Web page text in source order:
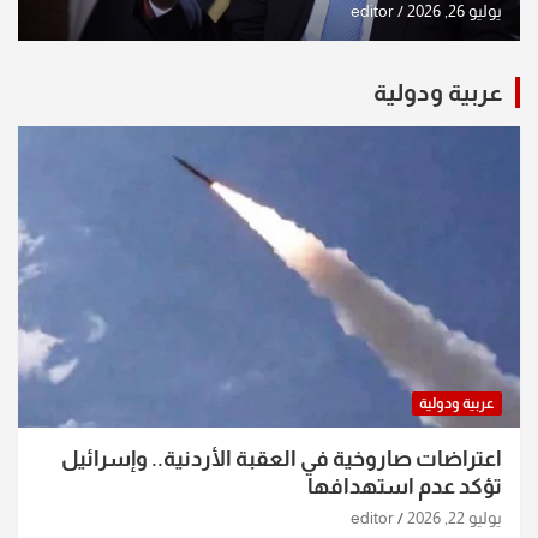
يوليو 26, 2026 editor
عربية ودولية
عربية ودولية
اعتراضات صاروخية في العقبة الأردنية.. وإسرائيل
تؤكد عدم استهدافها
يوليو 22, 2026 editor